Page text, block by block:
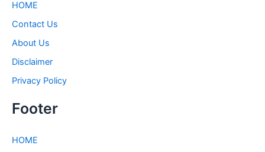
HOME
Contact Us
About Us
Disclaimer
Privacy Policy
Footer
HOME